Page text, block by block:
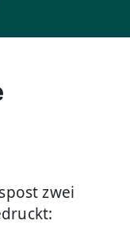
zwei